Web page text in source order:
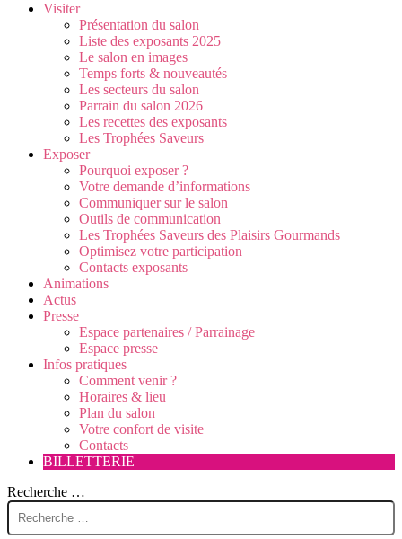
Visiter
Présentation du salon
Liste des exposants 2025
Le salon en images
Temps forts & nouveautés
Les secteurs du salon
Parrain du salon 2026
Les recettes des exposants
Les Trophées Saveurs
Exposer
Pourquoi exposer ?
Votre demande d’informations
Communiquer sur le salon
Outils de communication
Les Trophées Saveurs des Plaisirs Gourmands
Optimisez votre participation
Contacts exposants
Animations
Actus
Presse
Espace partenaires / Parrainage
Espace presse
Infos pratiques
Comment venir ?
Horaires & lieu
Plan du salon
Votre confort de visite
Contacts
BILLETTERIE
Recherche …